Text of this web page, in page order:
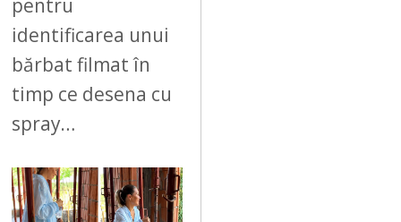
pentru
identificarea unui
bărbat filmat în
timp ce desena cu
spray…